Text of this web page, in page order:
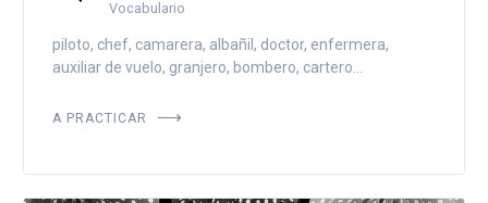
Vocabulario
piloto, chef, camarera, albañil, doctor, enfermera,
auxiliar de vuelo, granjero, bombero, cartero...
A PRACTICAR